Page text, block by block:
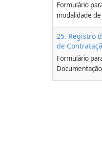
Formulário
modalidade
25. Registro
de
Formulário